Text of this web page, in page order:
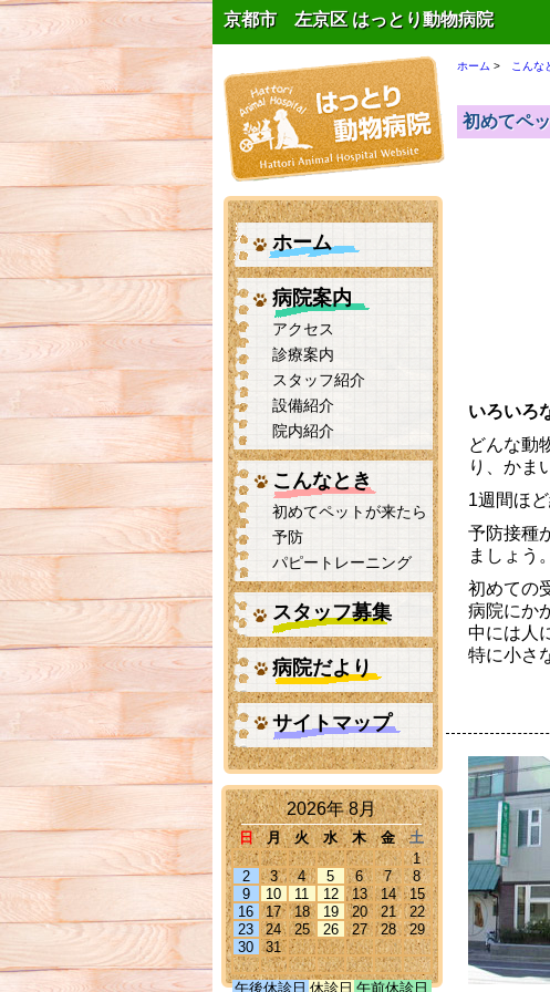
京都市 左京区 はっとり動物病院
ホーム > こんな
初めてペ
いろいろ
どんな動
り、かま
1週間ほ
予防接種
ましょう。
初めての
病院にか
中には人
特に小さ
ホーム
病院案内
アクセス
診療案内
スタッフ紹介
設備紹介
院内紹介
こんなとき
初めてペットが来たら
予防
パピートレーニング
スタッフ募集
病院だより
サイトマップ
2026年 8月
日 月 火 水 木 金
土
1
2
3 4 5 6 7
8
9
10 11 12 13 14
15
16
17 18 19 20 21
22
23
24 25 26 27 28
29
30
31
午後休診日 休診日 午前休診日